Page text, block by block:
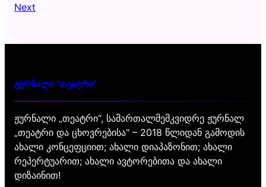
Next
ჟურნალი "თეატრი"
ჟურნალი „თეატრი“, სამართალმემკვიდრე ჟურნალ
„თეატრი და ცხოვრებისა“ – 2018 წლიდან გამოდის
ახალი კონცეფციით; ახალი დიაპაზონით; ახალი
რეპერტუარით; ახალი ავტორებითა და ახალი
დიზაინით!